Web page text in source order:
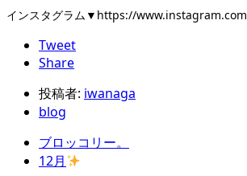
インスタグラム▼https://
Tweet
Share
投稿者: iwanaga
blog
ブロッコリー。
12月